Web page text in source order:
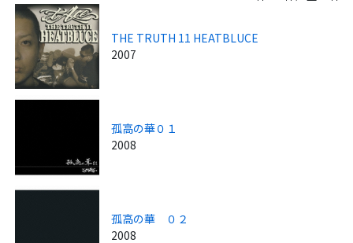
THE TRUTH 11 HEATBLUCE
2007
孤高の華０１
2008
孤高の華 ０２
2008